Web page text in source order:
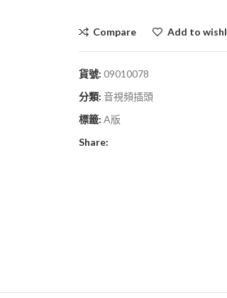
Compare Add to
貨號: 09010078
分類: 音視頻插頭
標籤: A版
Share: